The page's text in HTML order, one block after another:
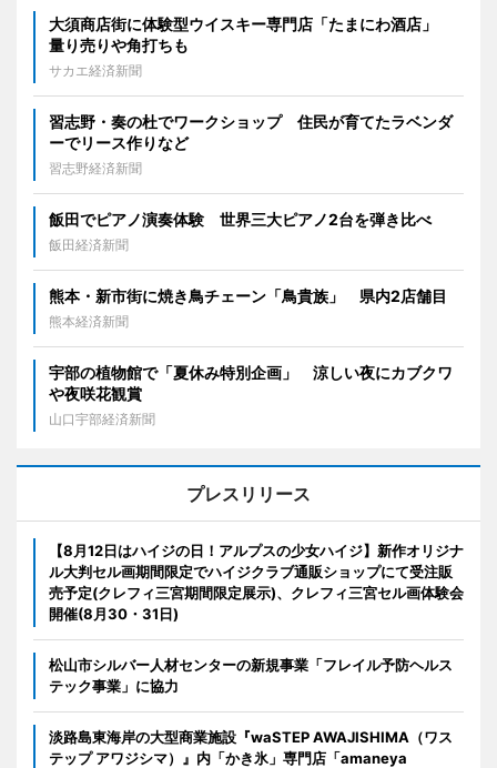
大須商店街に体験型ウイスキー専門店「たまにわ酒店」
量り売りや角打ちも
サカエ経済新聞
習志野・奏の杜でワークショップ 住民が育てたラベンダ
ーでリース作りなど
習志野経済新聞
飯田でピアノ演奏体験 世界三大ピアノ2台を弾き比べ
飯田経済新聞
熊本・新市街に焼き鳥チェーン「鳥貴族」 県内2店舗目
熊本経済新聞
宇部の植物館で「夏休み特別企画」 涼しい夜にカブクワ
や夜咲花観賞
山口宇部経済新聞
プレスリリース
【8月12日はハイジの日！アルプスの少女ハイジ】新作オリジナ
ル大判セル画期間限定でハイジクラブ通販ショップにて受注販
売予定(クレフィ三宮期間限定展示)、クレフィ三宮セル画体験会
開催(8月30・31日)
松山市シルバー人材センターの新規事業「フレイル予防ヘルス
テック事業」に協力
淡路島東海岸の大型商業施設『waSTEP AWAJISHIMA（ワス
テップ アワジシマ）』内「かき氷」専門店「amaneya